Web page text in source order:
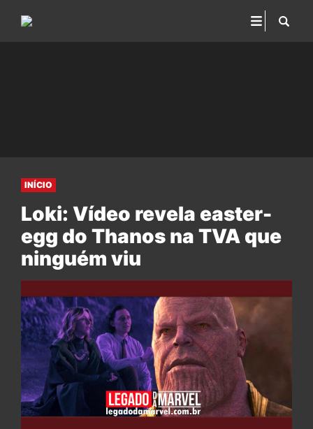
INÍCIO
Loki: Vídeo revela easter-
egg do Thanos na TVA que
ninguém viu